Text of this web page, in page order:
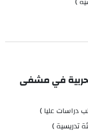
في مشفى
دراسات عليا )
تدريسية )